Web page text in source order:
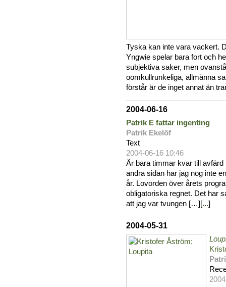
Tyska kan inte vara vackert.
Yngwie spelar bara fort och
subjektiva saker, men
oomkullrunkeliga, allmänna
förstår är de inget annat än
2004-06-16
Patrik E fattar ingenting
Patrik Ekelöf
Text
2004-06-16 10:46
Är bara timmar kvar till
andra sidan har jag nog inte
år. Lovorden över årets
obligatoriska regnet. Det har
att jag var tvungen […][...]
2004-05-31